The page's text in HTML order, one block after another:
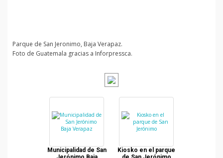
Parque de San Jeronimo, Baja Verapaz.
Foto de Guatemala gracias a Inforpressca.
Municipalidad de San
Kiosko en el parque